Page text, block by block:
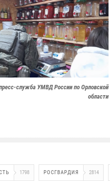
служба УМВД России по Орловской
области
1798 РОСГВАРДИЯ 2814